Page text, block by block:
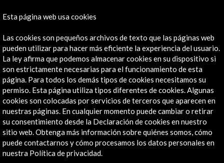
Contacta
info@accioncultural.es
+34 91 700 4000
José Abascal, 4 - 4º
28003 Madrid, España
Canales de contacto
Explora
Institucional
Actividades
Esta página web usa cookies
Las cookies son pequeños archivos de texto que las páginas web
pueden utilizar para hacer más eficiente la experiencia del usuario.
La ley afirma que podemos almacenar cookies en su dispositivo si
son estrictamente necesarias para el funcionamiento de esta
página. Para todos los demás tipos de cookies necesitamos su
permiso. Esta página utiliza tipos diferentes de cookies. Algunas
cookies son colocadas por servicios de terceros que aparecen en
nuestras páginas. En cualquier momento puede cambiar o retirar
su consentimiento desde la Declaración de cookies en nuestro
sitio web. Obtenga más información sobre quiénes somos, cómo
puede contactarnos y cómo procesamos los datos personales en
nuestra Política de privacidad.